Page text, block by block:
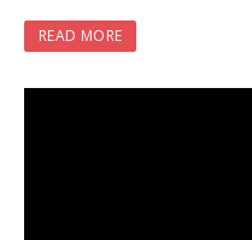
READ MORE